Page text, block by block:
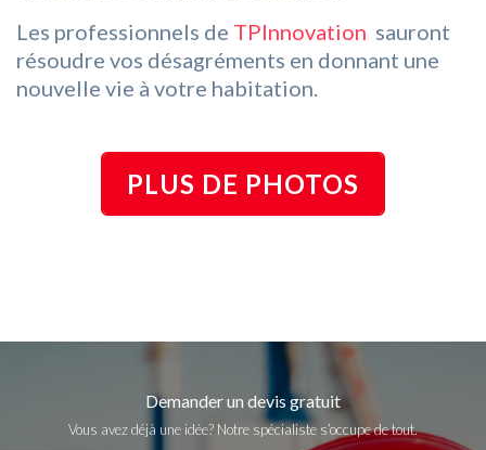
Les professionnels de TPInnovation sauront
résoudre vos désagréments en donnant une
nouvelle vie à votre habitation.
PLUS DE PHOTOS
Demander un devis gratuit
Vous avez déjà une idée? Notre spécialiste s’occupe de tout.